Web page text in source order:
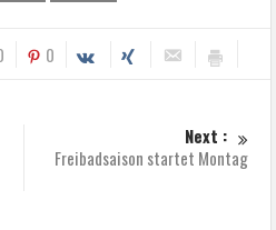
0
Next :
Freibadsaison startet Montag